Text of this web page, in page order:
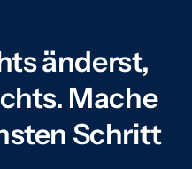
Mache
Schritt